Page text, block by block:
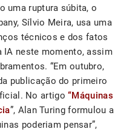
uma ruptura súbita, o
Sílvio Meira, usa uma
técnicos e dos fatos
neste momento, assim
“Em outubro,
publicação do primeiro
No artigo “Máquinas
”, Alan Turing formulou a
poderiam pensar”,